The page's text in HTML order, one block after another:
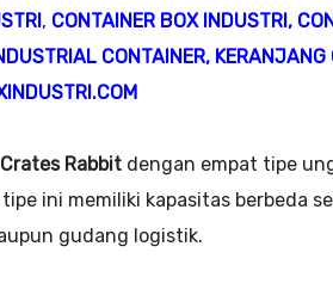
, CONTAINER BOX INDUSTRI,
CONTAINER, KERANJANG
Rabbit dengan empat tipe
tipe ini memiliki kapasitas berbeda
gudang logistik.